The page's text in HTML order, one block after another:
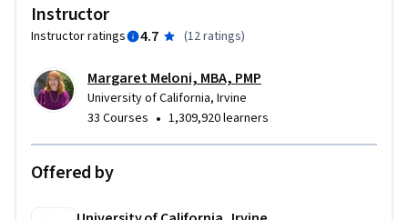
du projet
9.       Définir l'objectif de la conduite d'une session leçons
tirées
Instructor
Instructor ratings 4.7 (12 ratings)
Margaret Meloni, MBA, PMP
University of California, Irvine
33 Courses • 1,309,920 learners
Offered by